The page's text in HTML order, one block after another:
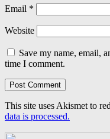
Email *
Website
Save my name, email,
time I comment.
This site uses Akismet to
data is processed.